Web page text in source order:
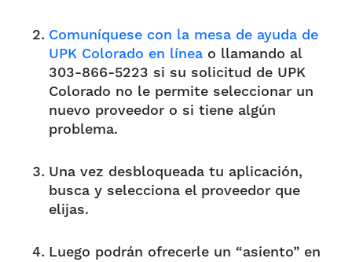
Comuníquese con la mesa de ayuda de
UPK Colorado en línea o llamando al
303-866-5223 si su solicitud de UPK
Colorado no le permite seleccionar un
nuevo proveedor o si tiene algún
problema.
Una vez desbloqueada tu aplicación,
busca y selecciona el proveedor que
elijas.
Luego podrán ofrecerle un “asiento” en